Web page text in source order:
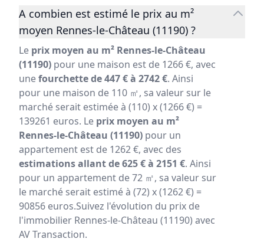
A combien est estimé le prix au m²
moyen Rennes-le-Château (11190) ?
Le prix moyen au m² Rennes-le-Château
(11190) pour une maison est de 1266 €, avec
unefourchette de 447 € à 2742 €. Ainsi
pour une maison de 110 ㎡, sa valeur sur le
marché serait estimée à (110) x (1266 €) =
139261 euros. Le prix moyen au m²
Rennes-le-Château (11190) pour un
appartement est de 1262 €, avec des
estimations allant de 625 € à 2151 €. Ainsi
pour un appartement de 72 ㎡, sa valeur sur
le marché serait estimé à (72) x (1262 €) =
90856 euros.Suivez l'évolution du prix de
l'immobilier Rennes-le-Château (11190) avec
AV Transaction.